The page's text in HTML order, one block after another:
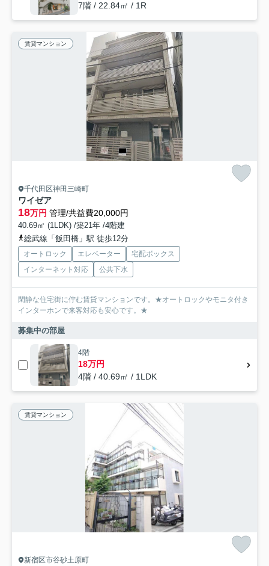
7階 / 22.84㎡ / 1R
賃貸マンション
千代田区神田三崎町
ワイゼア
18万円 管理/共益費20,000円
40.69㎡ (1LDK) /築21年 /4階建
総武線「飯田橋」駅 徒歩12分
オートロック エレベーター
宅配ボックス
インターネット対応
公共下水
閑静な住宅街に佇む賃貸マンションです。★オートロックやモニタ付き
インターホンで来客対応も安心です。★
募集中の部屋
4階
18万円
4階 / 40.69㎡ / 1LDK
賃貸マンション
新宿区市谷砂土原町